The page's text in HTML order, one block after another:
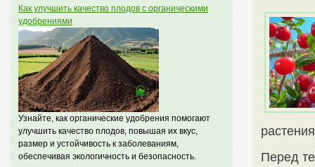
Как улучшить качество плодов с органическими
удобрениями
Узнайте, как органические удобрения помогают
улучшить качество плодов, повышая их вкус,
размер и устойчивость к заболеваниям,
обеспечивая экологичность и безопасность.
Перед